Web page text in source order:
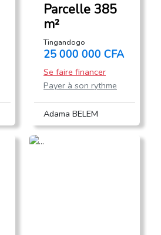
Parcelle 385
m²
Tingandogo
25 000 000 CFA
Se faire financer
Payer à son rythme
Adama BELEM